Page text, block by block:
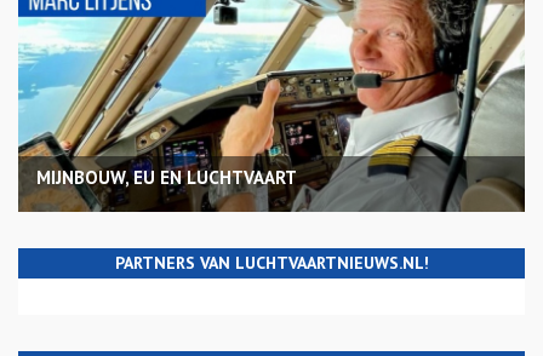
MIJNBOUW, EU EN LUCHTVAART
PARTNERS VAN LUCHTVAARTNIEUWS.NL!